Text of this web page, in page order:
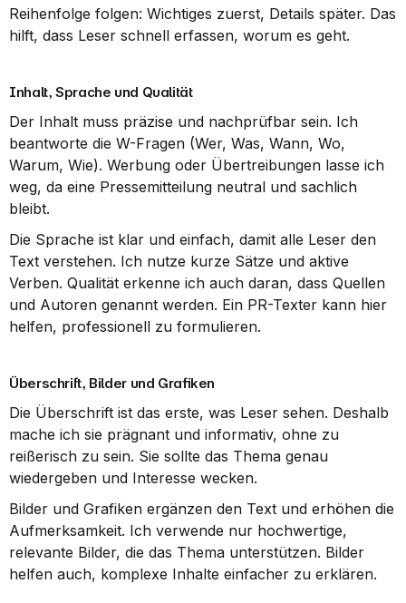
Reihenfolge folgen: Wichtiges zuerst, Details später. Das
hilft, dass Leser schnell erfassen, worum es geht.
Inhalt, Sprache und Qualität
Der Inhalt muss präzise und nachprüfbar sein. Ich
beantworte die W-Fragen (Wer, Was, Wann, Wo,
Warum, Wie). Werbung oder Übertreibungen lasse ich
weg, da eine Pressemitteilung neutral und sachlich
bleibt.
Die Sprache ist klar und einfach, damit alle Leser den
Text verstehen. Ich nutze kurze Sätze und aktive
Verben. Qualität erkenne ich auch daran, dass Quellen
und Autoren genannt werden. Ein PR-Texter kann hier
helfen, professionell zu formulieren.
Überschrift, Bilder und Grafiken
Die Überschrift ist das erste, was Leser sehen. Deshalb
mache ich sie prägnant und informativ, ohne zu
reißerisch zu sein. Sie sollte das Thema genau
wiedergeben und Interesse wecken.
Bilder und Grafiken ergänzen den Text und erhöhen die
Aufmerksamkeit. Ich verwende nur hochwertige,
relevante Bilder, die das Thema unterstützen. Bilder
helfen auch, komplexe Inhalte einfacher zu erklären.